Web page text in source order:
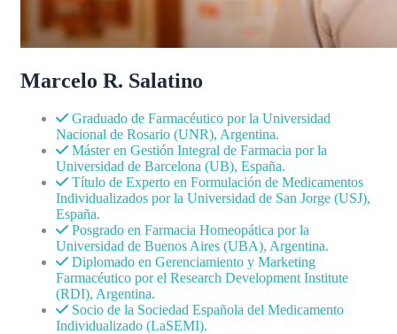
Marcelo R. Salatino
Graduado de Farmacéutico por la Universidad
Nacional de Rosario (UNR), Argentina.
Máster en Gestión Integral de Farmacia por la
Universidad de Barcelona (UB), España.
Título de Experto en Formulación de Medicamentos
Individualizados por la Universidad de San Jorge (USJ),
España.
Posgrado en Farmacia Homeopática por la
Universidad de Buenos Aires (UBA), Argentina.
Diplomado en Gerenciamiento y Marketing
Farmacéutico por el Research Development Institute
(RDI), Argentina.
Socio de la Sociedad Española del Medicamento
Individualizado (LaSEMI).